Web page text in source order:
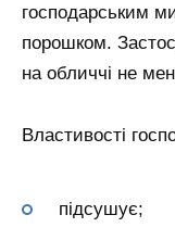
господарським
порошком.
на обличчі не
Властивості
підсушує;